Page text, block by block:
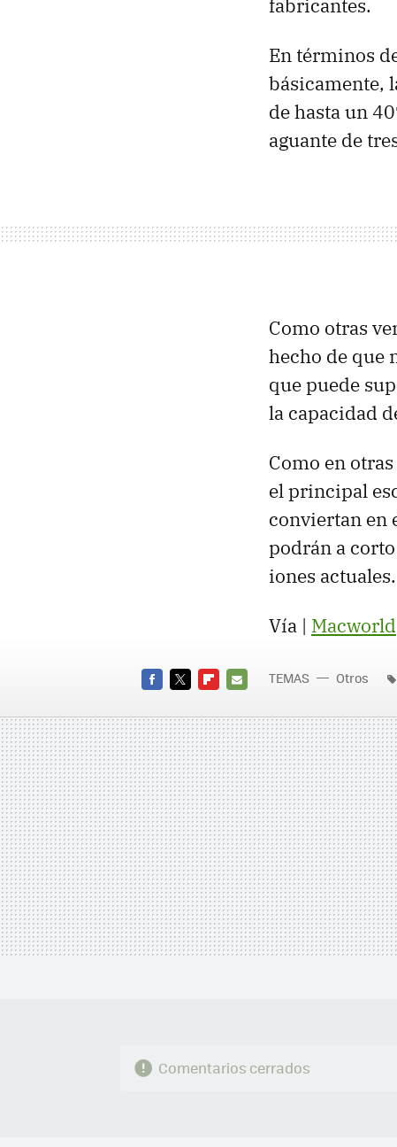
fabricantes.
En términos
básicamente,
de hasta un
aguante de
Como otras
hecho de que
que puede
la capacidad
Como en
el principal
conviertan en
podrán a
iones actuales.
Vía | Macworld
MAIL
TEMAS Otros
Comentarios cerrados